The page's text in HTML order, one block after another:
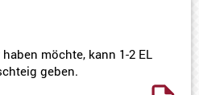
möchte, kann 1-2 EL
geben.